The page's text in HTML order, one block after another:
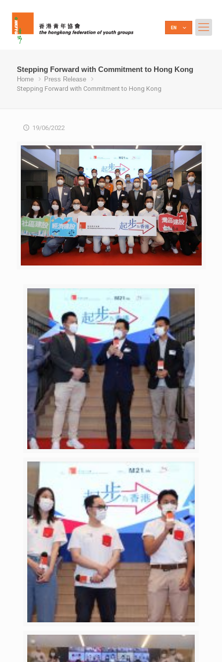
Stepping Forward with Commitment to Hong Kong
Home
Press Release
Stepping Forward with Commitment to Hong Kong
19/06/2022